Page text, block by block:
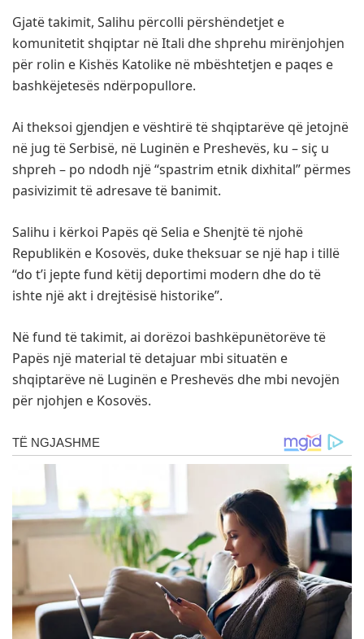
Gjatë takimit, Salihu përcolli përshëndetjet e
komunitetit shqiptar në Itali dhe shprehu mirënjohjen
për rolin e Kishës Katolike në mbështetjen e paqes e
bashkëjetesës ndërpopullore.
Ai theksoi gjendjen e vështirë të shqiptarëve që jetojnë
në jug të Serbisë, në Luginën e Preshevës, ku – siç u
shpreh – po ndodh një “spastrim etnik dixhital” përmes
pasivizimit të adresave të banimit.
Salihu i kërkoi Papës që Selia e Shenjtë të njohë
Republikën e Kosovës, duke theksuar se një hap i tillë
“do t’i jepte fund këtij deportimi modern dhe do të
ishte një akt i drejtësisë historike”.
Në fund të takimit, ai dorëzoi bashkëpunëtorëve të
Papës një material të detajuar mbi situatën e
shqiptarëve në Luginën e Preshevës dhe mbi nevojën
për njohjen e Kosovës.